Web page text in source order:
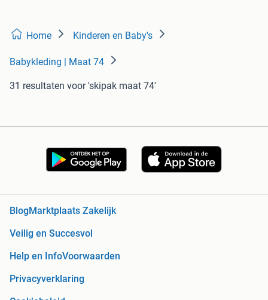
Home Kinderen en Baby's
Babykleding | Maat 74
31 resultaten voor 'skipak maat 74'
BlogMarktplaats Zakelijk
Veilig en Succesvol
Help en InfoVoorwaarden
Privacyverklaring